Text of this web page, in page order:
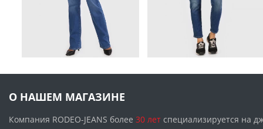
О НАШЕМ МАГАЗИНЕ
Компания RODEO-JEANS более 30 лет специализируется на